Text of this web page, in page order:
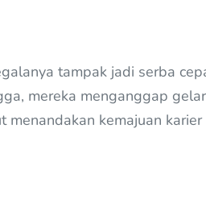
tampak jadi serba
mereka menganggap gelar
menandakan kemajuan karier